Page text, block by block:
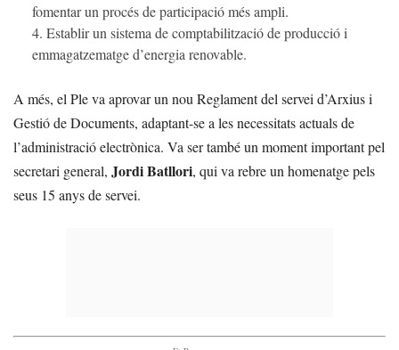
fomentar un procés de participació més ampli.
Establir un sistema de comptabilització de producció i
emmagatzematge d’energia renovable.
A més, el Ple va aprovar un nou Reglament del servei d’Arxius i
Gestió de Documents, adaptant-se a les necessitats actuals de
l’administració electrònica. Va ser també un moment important pel
secretari general, Jordi Batllori, qui va rebre un homenatge pels
seus 15 anys de servei.